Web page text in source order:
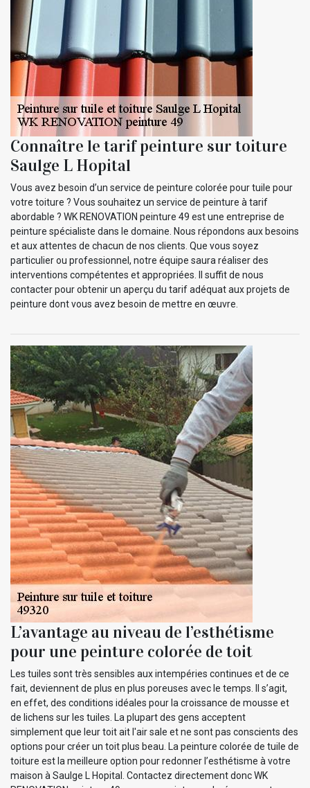
Connaître le tarif peinture sur toiture
Saulge L Hopital
Vous avez besoin d’un service de peinture colorée pour tuile pour
votre toiture ? Vous souhaitez un service de peinture à tarif
abordable ? WK RENOVATION peinture 49 est une entreprise de
peinture spécialiste dans le domaine. Nous répondons aux besoins
et aux attentes de chacun de nos clients. Que vous soyez
particulier ou professionnel, notre équipe saura réaliser des
interventions compétentes et appropriées. Il suffit de nous
contacter pour obtenir un aperçu du tarif adéquat aux projets de
peinture dont vous avez besoin de mettre en œuvre.
L’avantage au niveau de l’esthétisme
pour une peinture colorée de toit
Les tuiles sont très sensibles aux intempéries continues et de ce
fait, deviennent de plus en plus poreuses avec le temps. Il s’agit,
en effet, des conditions idéales pour la croissance de mousse et
de lichens sur les tuiles. La plupart des gens acceptent
simplement que leur toit ait l'air sale et ne sont pas conscients des
options pour créer un toit plus beau. La peinture colorée de tuile de
toiture est la meilleure option pour redonner l’esthétisme à votre
maison à Saulge L Hopital. Contactez directement donc WK